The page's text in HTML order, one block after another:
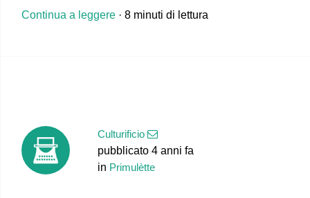
Continua a leggere · 8 minuti di lettura
Culturificio
pubblicato 4 anni fa
in Primulètte